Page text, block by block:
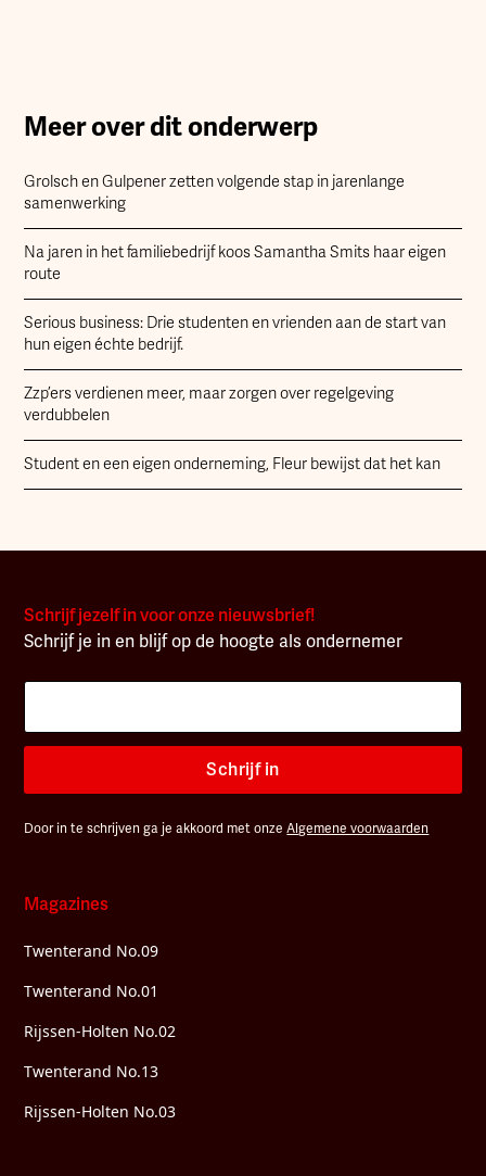
Meer over dit onderwerp
Grolsch en Gulpener zetten volgende stap in jarenlange
samenwerking
Na jaren in het familiebedrijf koos Samantha Smits haar eigen
route
Serious business: Drie studenten en vrienden aan de start van
hun eigen échte bedrijf.
Zzp’ers verdienen meer, maar zorgen over regelgeving
verdubbelen
Student en een eigen onderneming, Fleur bewijst dat het kan
Schrijf jezelf in voor onze nieuwsbrief!
Schrijf je in en blijf op de hoogte als ondernemer
Schrijf in
Door in te schrijven ga je akkoord met onzeAlgemene voorwaarden
Magazines
Twenterand No.09
Twenterand No.01
Rijssen-Holten No.02
Twenterand No.13
Rijssen-Holten No.03